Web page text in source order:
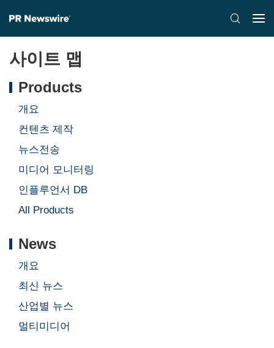
사이트 맵
Products
개요
컨텐츠 제작
뉴스전송
미디어 모니터링
인플루언서 DB
All Products
News
개요
최신 뉴스
산업별 뉴스
멀티미디어